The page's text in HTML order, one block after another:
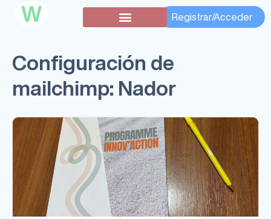
W Registrar/Acceder
Configuración de
mailchimp: Nador